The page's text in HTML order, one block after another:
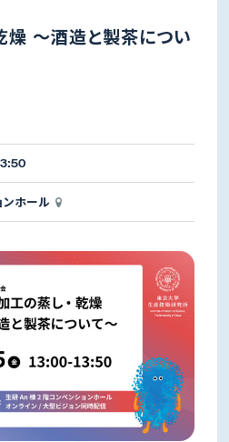
燥 ～酒造と製茶につい
ホール